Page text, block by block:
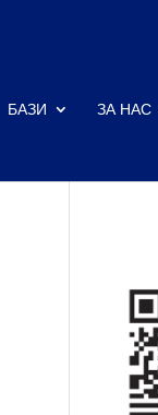
БАЗИ ЗА НАС